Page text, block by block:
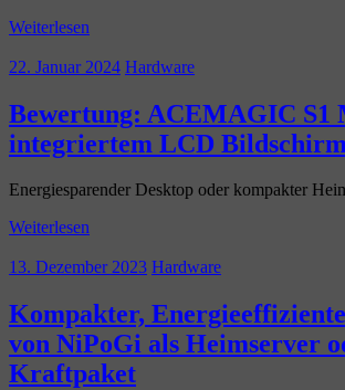
Weiterlesen
22. Januar 2024 Hardware
Bewertung: ACEMAGIC S1
integriertem LCD Bildschirm
Energiesparender Desktop oder kompakter
Weiterlesen
13. Dezember 2023 Hardware
Kompakter,
von NiPoGi als Heimserver
Kraftpaket